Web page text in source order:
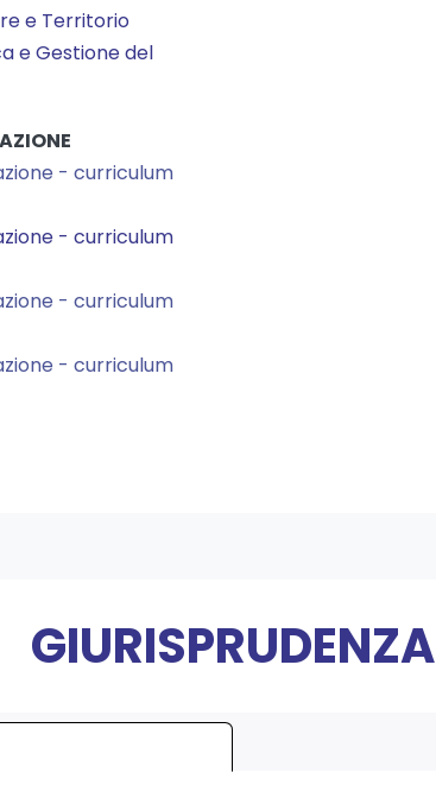
e Territorio
e Gestione del
- curriculum
- curriculum
- curriculum
- curriculum
GIURISPRUDENZA